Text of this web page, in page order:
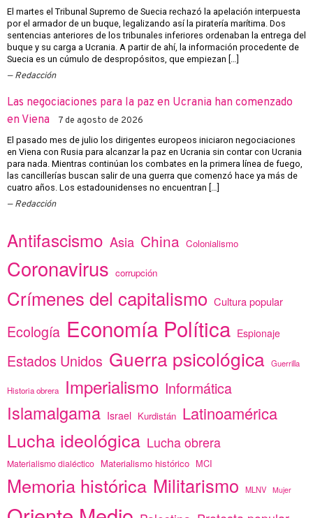
El martes el Tribunal Supremo de Suecia rechazó la apelación interpuesta
por el armador de un buque, legalizando así la piratería marítima. Dos
sentencias anteriores de los tribunales inferiores ordenaban la entrega del
buque y su carga a Ucrania. A partir de ahí, la información procedente de
Suecia es un cúmulo de despropósitos, que empiezan […]
Redacción
Las negociaciones para la paz en Ucrania han comenzado
en Viena
7 de agosto de 2026
El pasado mes de julio los dirigentes europeos iniciaron negociaciones
en Viena con Rusia para alcanzar la paz en Ucrania sin contar con Ucrania
para nada. Mientras continúan los combates en la primera línea de fuego,
las cancillerías buscan salir de una guerra que comenzó hace ya más de
cuatro años. Los estadounidenses no encuentran […]
Redacción
Antifascismo Asia China Colonialismo
Coronavirus corrupción
Crímenes del capitalismo Cultura popular
Ecología Economía Política Espionaje
Estados Unidos Guerra psicológica Guerrilla
Historia obrera Imperialismo Informática
Islamalgama Israel Kurdistán Latinoamérica
Lucha ideológica Lucha obrera
Materialismo dialéctico Materialismo histórico MCI
Memoria histórica Militarismo MLNV Mujer